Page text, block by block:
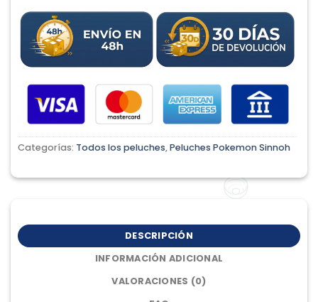
Categorías: Todos los peluches,Peluches Pokemon Sinnoh
DESCRIPCIÓN
INFORMACIÓN ADICIONAL
VALORACIONES (0)